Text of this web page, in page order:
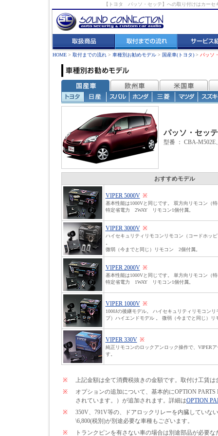
【トヨタ パッソ・セッテ】への取り付けはカー
HOME > 取付までの流れ > 車種別お勧めモデル > 国産車(トヨタ) > パッソ
パッソ・セッテ
型番 ： CBA-M502E
おすすめモデル
VIPER 5000V ※
基本性能は1000Vと同じです。 双方向リモコン（
特定省電力 2WAY リモコン1個付属。
VIPER 3000V ※
ハイセキュリティリモコンリモコン（コードホッ
微弱（今までと同じ）リモコン 2個付属。
VIPER 2000V ※
基本性能は1000Vと同じです。 単方向リモコン（
特定省電力 1WAY リモコン1個付属。
VIPER 1000V ※
1000Jの後継モデル。 ハイセキュリティリモコン
プ）ハイエンドモデル 。 微弱（今までと同じ）
VIPER 330V ※
純正リモコンのロックアンロック操作で、VIPER
す。
※
上記金額は全て消費税抜きの金額です。取付け工賃は
※
オプションの追加について、基本的にOPTION
されています。）が追加されます。詳細はOPTION
※
350V、791V等の、ドアロックリレーを内臓してい
\6,800(税別)が別途必要な車種もございます。
※
トランクピンを有さない車の場合は別途部品が必要な